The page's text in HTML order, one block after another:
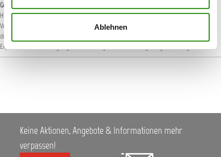
Ablehnen
Gefahrenhinweise
H226: Flüssigkeit und Dampf entzündbar.H315: Verursacht Hautreizungen.H318:
Verursacht schwere Augenschäden.
H332: Gesundheitsschädlich bei Einatmen.
die Atemwege reizen.
Exposition .
Keine Aktionen, Angebote & Informationen mehr
verpassen!